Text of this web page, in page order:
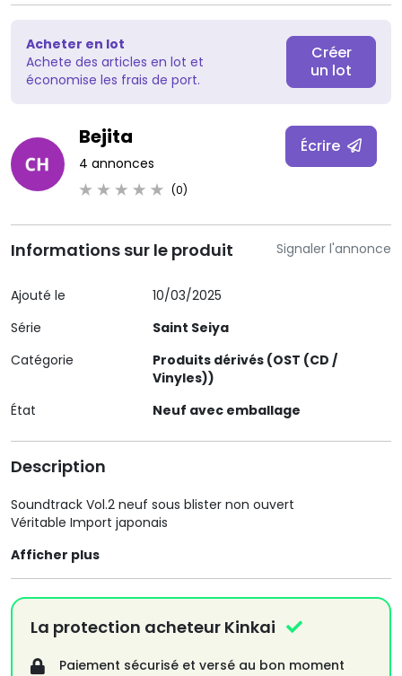
Acheter en lot
Achete des articles en lot et
économise les frais de port.
Créer
un lot
Bejita
4 annonces
(0)
Écrire
Signaler l'annonce
Informations sur le produit
Ajouté le
10/03/2025
Série
Saint Seiya
Catégorie
Produits dérivés (OST (CD /
Vinyles))
État
Neuf avec emballage
Description
Soundtrack Vol.2 neuf sous blister non ouvert
Véritable Import japonais
Afficher plus
La protection acheteur Kinkai
Paiement sécurisé et versé au bon moment